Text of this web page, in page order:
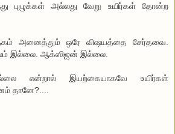
புழுக்கள் அல்லது வேறு உயிர்கள் தோன்ற
அனைத்தும் ஒரே விஷயத்தை சேர்தவை.
இல்லை. ஆக்ஸிஜன் இல்லை.
என்றால் இயற்கையாகவே உயிர்கள்
தானே?....